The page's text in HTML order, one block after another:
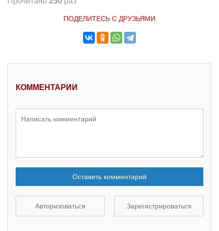
ПОДЕЛИТЕСЬ С ДРУЗЬЯМИ
КОММЕНТАРИИ
Оставить комментарий
Авторизоваться Зарегистрироваться